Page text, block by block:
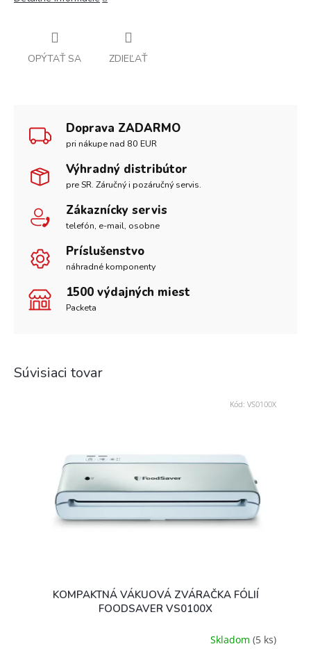
OPÝTAŤ SA ZDIEĽAŤ
Doprava ZADARMO
pri nákupe nad 80 EUR
Výhradný distribútor
pre SR. Záručný i pozáručný servis.
Zákaznícky servis
telefón, e-mail, osobne
Príslušenstvo
náhradné komponenty
1500 výdajných miest
Packeta
Súvisiaci tovar
KOMPAKTNÁ VÁKUOVÁ ZVÁRAČKA FÓLIÍ
FOODSAVER VS0100X
Skladom (5 ks)
Kód: VS0100X